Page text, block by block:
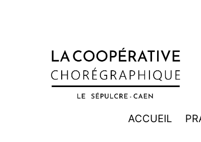
ACCUEIL